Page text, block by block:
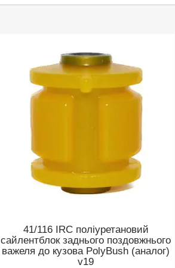
41/116 IRC поліуретановий
сайлентблок заднього поздовжнього
важеля до кузова PolyBush (аналог)
v19